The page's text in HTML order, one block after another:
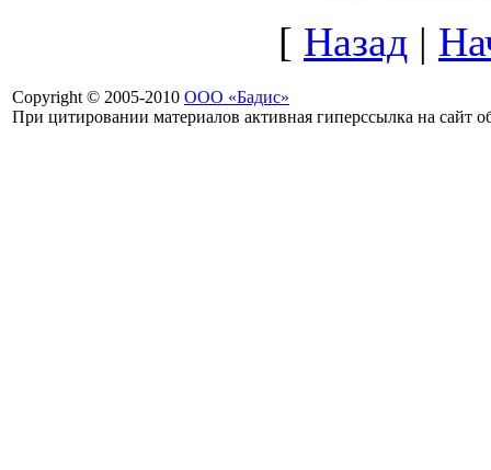
[ Назад |
Copyright © 2005-2010 ООО «Бадис»
При цитировании материалов активная гиперссылка на сайт